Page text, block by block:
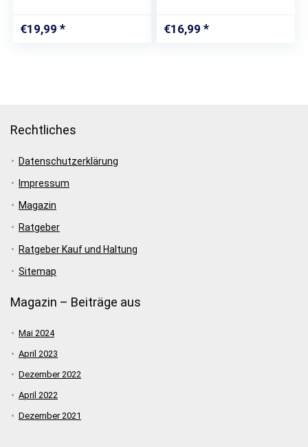
€19,99
Vogelkäfige,
Vogelschleifklauen
€16,99
Rechtliches
Datenschutzerklärung
Impressum
Magazin
Ratgeber
Ratgeber Kauf und Haltung
Sitemap
Magazin – Beiträge aus
Mai 2024
April 2023
Dezember 2022
April 2022
Dezember 2021